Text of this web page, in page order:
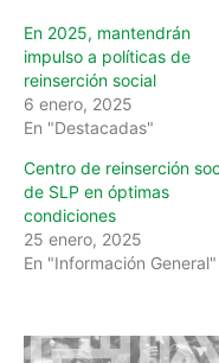
En 2025, mantendrán
impulso a políticas de
reinserción social
6 enero, 2025
En "Destacadas"
Centro de reinserción
de SLP en óptimas
condiciones
25 enero, 2025
En "Información General"